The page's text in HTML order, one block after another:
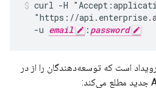
curl -H
"https://
  -u
email : password
است که توسعه‌دهندگان را از در